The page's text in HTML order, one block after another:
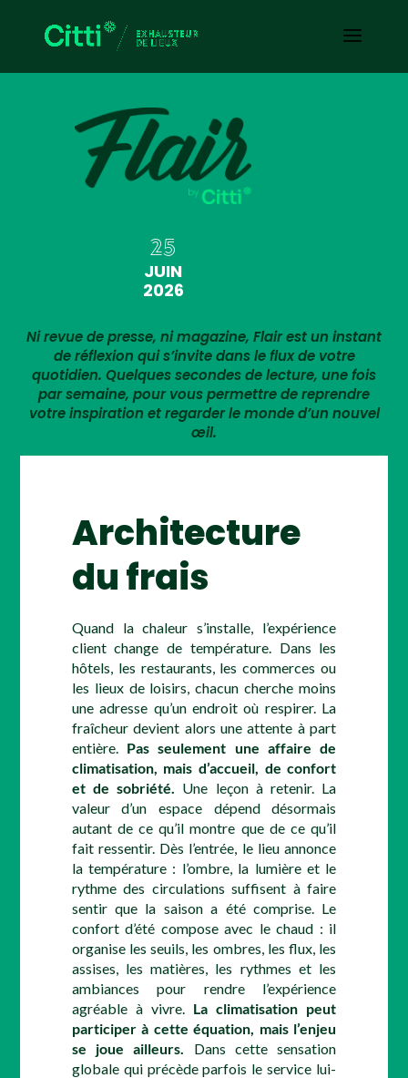
25
JUIN
2026
Ni revue de presse, ni magazine, Flair est un instant
de réflexion qui s’invite dans le flux de votre
quotidien. Quelques secondes de lecture, une fois
par semaine, pour vous permettre de reprendre
votre inspiration et regarder le monde d’un nouvel
œil.
Architecture
du frais
Quand la chaleur s’installe, l’expérience
client change de température. Dans les
hôtels, les restaurants, les commerces ou
les lieux de loisirs, chacun cherche moins
une adresse qu’un endroit où respirer. La
fraîcheur devient alors une attente à part
entière. Pas seulement une affaire de
climatisation, mais d’accueil, de confort
et de sobriété. Une leçon à retenir. La
valeur d’un espace dépend désormais
autant de ce qu’il montre que de ce qu’il
fait ressentir. Dès l’entrée, le lieu annonce
la température : l’ombre, la lumière et le
rythme des circulations suffisent à faire
sentir que la saison a été comprise. Le
confort d’été compose avec le chaud : il
organise les seuils, les ombres, les flux, les
assises, les matières, les rythmes et les
ambiances pour rendre l’expérience
agréable à vivre. La climatisation peut
participer à cette équation, mais l’enjeu
se joue ailleurs. Dans cette sensation
globale qui précède parfois le service lui-